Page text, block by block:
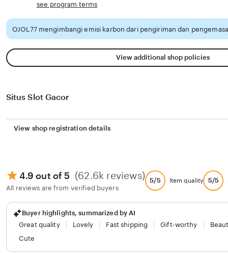
see program terms
OJOL77 mengimbangi emisi karbon dari pengiriman dan
View additional shop policies
Situs Slot Gacor
View shop registration details
4.9 out of 5 (62.6k reviews)
All reviews are from verified buyers
5/5 Item quality 5/5
Buyer highlights, summarized by AI
Great quality
Lovely Fast shipping Gift-worthy
Cute